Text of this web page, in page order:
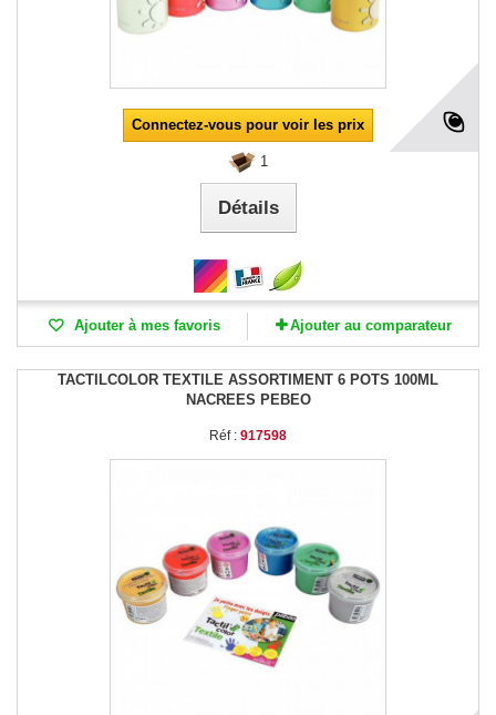
Connectez-vous pour voir les prix
1
Détails
Ajouter à mes favoris Ajouter au comparateur
TACTILCOLOR TEXTILE ASSORTIMENT 6 POTS 100ML
NACREES PEBEO
Réf : 917598